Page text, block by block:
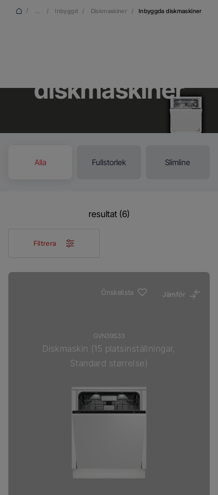
/ ... / Inbyggd / Diskmaskiner / Inbyggda diskmaskiner
diskmaskiner
Alla Fullstorlek Slimline
resultat (6)
Filtrera
Önskelista Jämför
GVN39S33
Diskmaskin (15 platsinställningar,
Standard størrelse)